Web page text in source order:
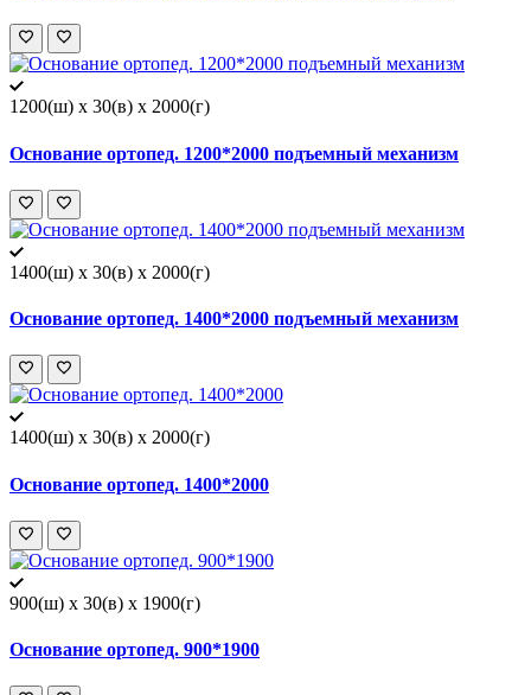
1200(ш) x 30(в) x 2000(г)
Основание ортопед. 1200*2000 подъемный механизм
1400(ш) x 30(в) x 2000(г)
Основание ортопед. 1400*2000 подъемный механизм
1400(ш) x 30(в) x 2000(г)
Основание ортопед. 1400*2000
900(ш) x 30(в) x 1900(г)
Основание ортопед. 900*1900